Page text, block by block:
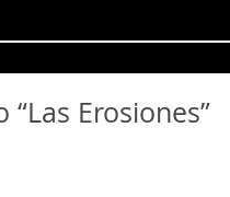
Erosiones”